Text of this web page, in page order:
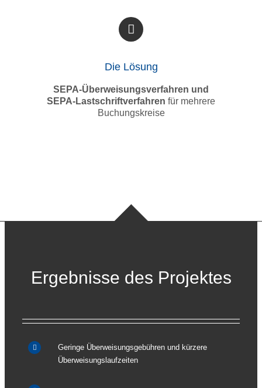
Die Lösung
SEPA-Überweisungsverfahren und
SEPA-Lastschriftverfahren für mehrere
Buchungskreise
Ergebnisse des Projektes
Geringe Überweisungsgebühren und kürzere
Überweisungslaufzeiten